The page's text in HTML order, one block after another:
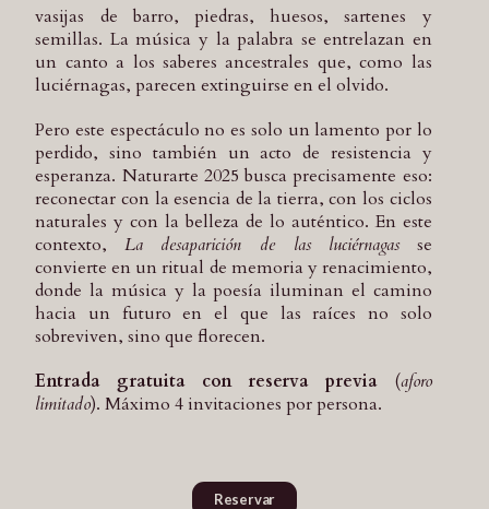
vasijas de barro, piedras, huesos, sartenes y
semillas. La música y la palabra se entrelazan en
un canto a los saberes ancestrales que, como las
luciérnagas, parecen extinguirse en el olvido.
Pero este espectáculo no es solo un lamento por lo
perdido, sino también un acto de resistencia y
esperanza. Naturarte 2025 busca precisamente eso:
reconectar con la esencia de la tierra, con los ciclos
naturales y con la belleza de lo auténtico. En este
contexto, La desaparición de las luciérnagasse
convierte en un ritual de memoria y renacimiento,
donde la música y la poesía iluminan el camino
hacia un futuro en el que las raíces no solo
sobreviven, sino que florecen.
Entrada gratuita con reserva previa(aforo
limitado).Máximo 4 invitaciones por persona.
Reservar